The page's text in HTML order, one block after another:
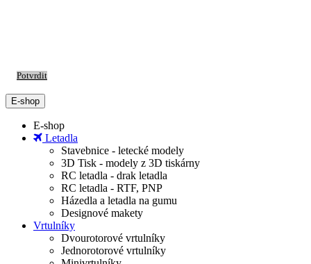
Potvrdit
E-shop
E-shop
Letadla
Stavebnice - letecké modely
3D Tisk - modely z 3D tiskárny
RC letadla - drak letadla
RC letadla - RTF, PNP
Házedla a letadla na gumu
Designové makety
Vrtulníky
Dvourotorové vrtulníky
Jednorotorové vrtulníky